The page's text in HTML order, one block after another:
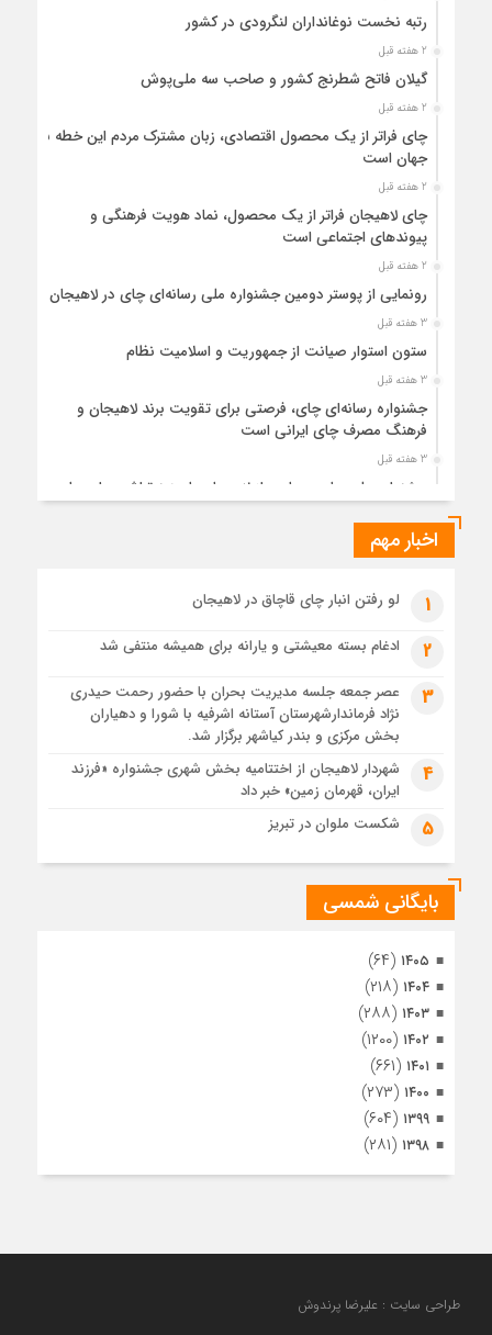
رتبه نخست نوغانداران لنگرودی در کشور
2 هفته قبل
گیلان فاتح شطرنج کشور و صاحب سه ملی‌پوش
2 هفته قبل
چای فراتر از یک محصول اقتصادی، زبان مشترک مردم این خطه با
جهان است
2 هفته قبل
چای لاهیجان فراتر از یک محصول، نماد هویت فرهنگی و
پیوندهای اجتماعی است
2 هفته قبل
رونمایی از پوستر دومین جشنواره ملی رسانه‌ای چای در لاهیجان
3 هفته قبل
ستون استوار صیانت از جمهوریت و اسلامیت نظام
3 هفته قبل
جشنواره رسانه‌ای چای، فرصتی برای تقویت برند لاهیجان و
فرهنگ مصرف چای ایرانی است
3 هفته قبل
جشنواره ملی چای، حمایت از لاهیجان یا هزینه‌تراشی برای چای
4 هفته قبل
4 هفته قبل
رئوف
تصاویر هوایی مراسم تشییع پیکر مطهر آقای شهید ایران – مشهد
مراسم تشییع پیکر مطهر آقای شهید ایران – مشهد
تصاویری از تراکم جمعیت حاضر در میدان ثورهالعشرین نجف
اشرف
اخبار مهم
1 لو رفتن انبار چای قاچاق در لاهیجان
2 ادغام بسته معیشتی و یارانه برای همیشه منتفی شد
3
عصر جمعه جلسه مدیریت بحران با حضور رحمت حیدری
نژاد فرماندارشهرستان آستانه اشرفیه با شورا و دهیاران
بخش مرکزی و بندر کیاشهر برگزار شد.
4
شهردار لاهیجان از اختتامیه بخش شهری جشنواره «فرزند
ایران، قهرمان زمین» خبر داد
5 شکست ملوان در تبریز
بایگانی شمسی
۱۴۰۵ (۶۴)
۱۴۰۴ (۲۱۸)
۱۴۰۳ (۲۸۸)
۱۴۰۲ (۱۲۰۰)
۱۴۰۱ (۶۶۱)
۱۴۰۰ (۲۷۳)
۱۳۹۹ (۶۰۴)
۱۳۹۸ (۲۸۱)
طراحی سایت : علیرضا پرندوش